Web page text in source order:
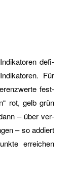
de­fi­
Für
fest­
rot, gelb grün
– über ver­
– so ad­diert
er­rei­chen